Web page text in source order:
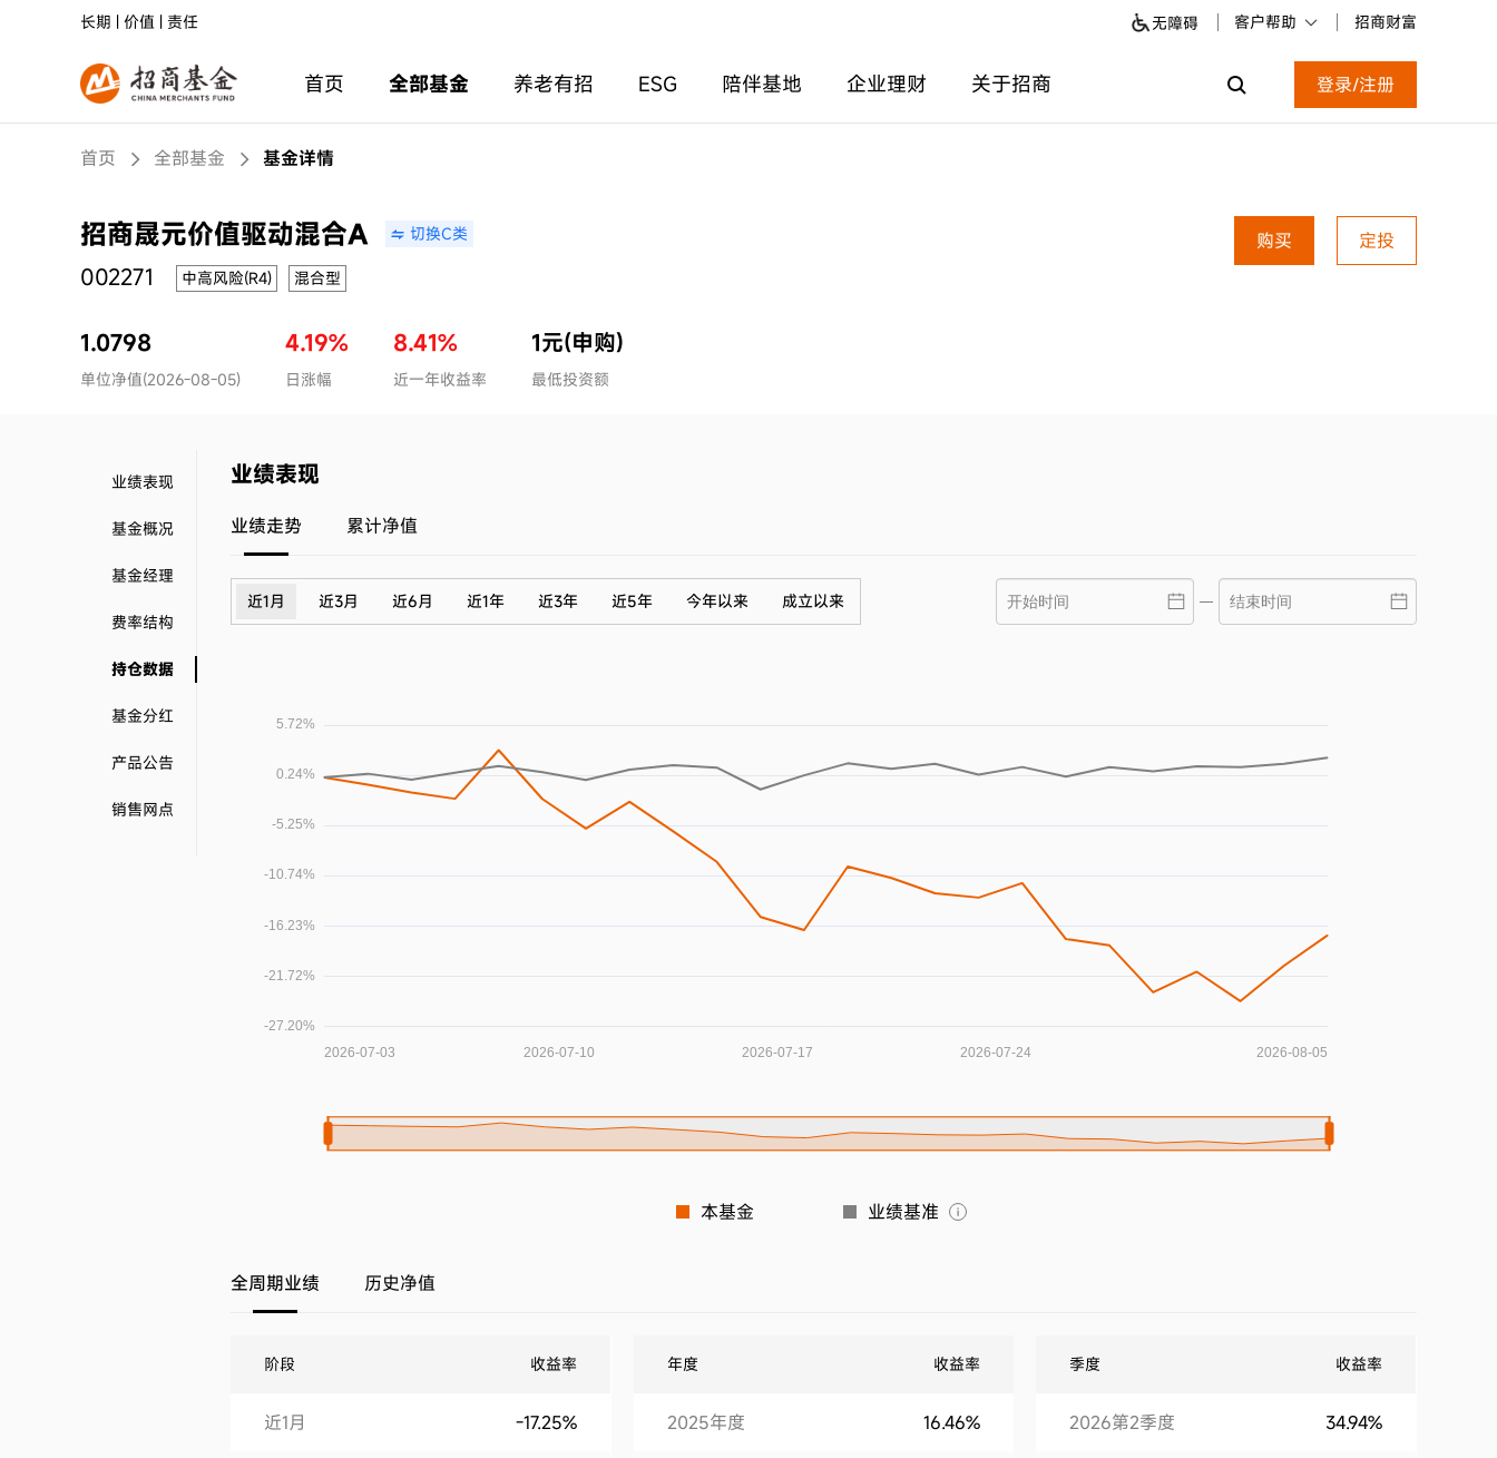
长期 | 价值 | 责任 无障碍 客户帮助 招商财富
登录/注册
首页 全部基金 养老有招 ESG 陪伴基地 企业理财 关于招商
首页 全部基金 基金详情
招商晟元价值驱动混合A 切换C类
002271 中高风险(R4) 混合型
购买 定投
1.0798
单位净值(2026-08-05)
4.19%
日涨幅
8.41%
近一年收益率
1元(申购)
最低投资额
业绩表现
基金概况
基金经理
费率结构
持仓数据
基金分红
产品公告
销售网点
业绩表现
业绩走势 累计净值
近1月 近3月 近6月 近1年 近3年 近5年 今年以来 成立以来
本基金 业绩基准
全周期业绩 历史净值
阶段 收益率
近1月 -17.25%
年度 收益率
2025年度 16.46%
季度 收益率
2026第2季度 34.94%